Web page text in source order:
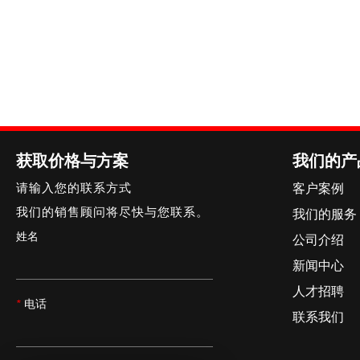
获取价格与方案
请输入您的联系方式
我们的销售顾问将尽快与您联系。
姓名
* 电话
我们的产
客户案例
我们的服务
公司介绍
新闻中心
人才招聘
联系我们